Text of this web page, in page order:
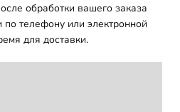
обработки вашего заказа
телефону или электронной
для доставки.